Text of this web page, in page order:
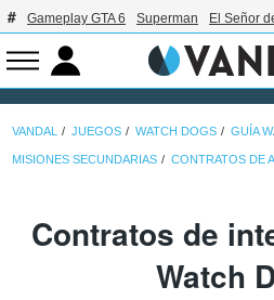
Gameplay GTA 6 Superman El Señor
VANDAL JUEGOS WATCH DOGS GUÍA
MISIONES SECUNDARIAS CONTRATOS DE
Contratos de
Watch